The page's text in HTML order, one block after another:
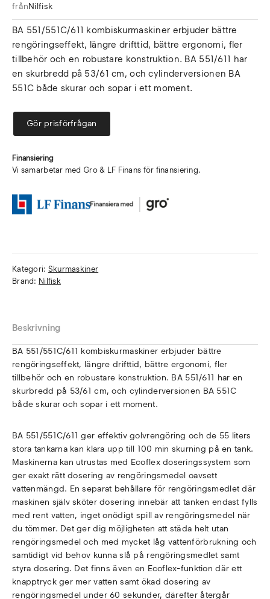
frånNilfisk
BA 551/551C/611 kombiskurmaskiner erbjuder bättre
rengöringseffekt, längre drifttid, bättre ergonomi, fler
tillbehör och en robustare konstruktion. BA 551/611 har
en skurbredd på 53/61 cm, och cylinderversionen BA
551C både skurar och sopar i ett moment.
Gör prisförfrågan
Finansiering
Vi samarbetar med Gro & LF Finans för finansiering.
Kategori: Skurmaskiner
Brand: Nilfisk
Beskrivning
BA 551/551C/611 kombiskurmaskiner erbjuder bättre
rengöringseffekt, längre drifttid, bättre ergonomi, fler
tillbehör och en robustare konstruktion. BA 551/611 har en
skurbredd på 53/61 cm, och cylinderversionen BA 551C
både skurar och sopar i ett moment.
BA 551/551C/611 ger effektiv golvrengöring och de 55 liters
stora tankarna kan klara upp till 100 min skurning på en tank.
Maskinerna kan utrustas med Ecoflex doseringssystem som
ger exakt rätt dosering av rengöringsmedel oavsett
vattenmängd. En separat behållare för rengöringsmedlet där
maskinen själv sköter dosering innebär att tanken endast fylls
med rent vatten, inget onödigt spill av rengöringsmedel när
du tömmer. Det ger dig möjligheten att städa helt utan
rengöringsmedel och med mycket låg vattenförbrukning och
samtidigt vid behov kunna slå på rengöringsmedlet samt
styra dosering. Det finns även en Ecoflex-funktion där ett
knapptryck ger mer vatten samt ökad dosering av
rengöringsmedel under 60 sekunder, därefter återgår